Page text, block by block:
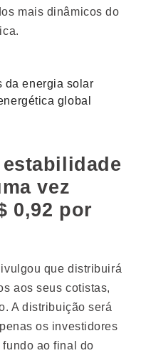
mais dinâmicos do
da energia solar
global
estabilidade
vez
0,92 por
que distribuirá
aos seus cotistas,
A distribuição será
os investidores
ao final do